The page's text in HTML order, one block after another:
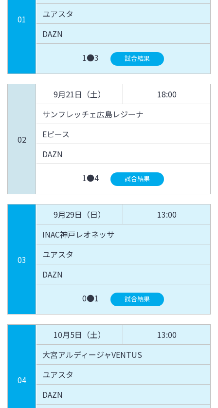
01
ユアスタ
DAZN
1●3 試合結果
02
9月21日（土）
18:00
サンフレッチェ広島レジーナ
Eピース
DAZN
1●4 試合結果
03
9月29日（日）
13:00
INAC神戸レオネッサ
ユアスタ
DAZN
0●1 試合結果
04
10月5日（土）
13:00
大宮アルディージャVENTUS
ユアスタ
DAZN